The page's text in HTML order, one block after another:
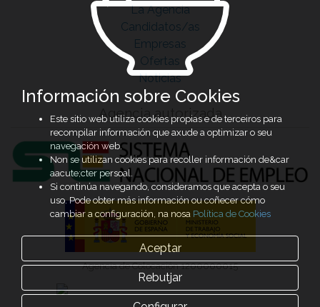
La Agencia
Candidatos/as
Empresas
Ofertas
Noticias
Agencia autorizada
Agencia de Colocación 1200000015
Información sobre Cookies
Este sitio web utiliza cookies propias e de terceiros para
recompilar información que axude a optimizar o seu
navegación web.
Non se utilizan cookies para recoller información de&car
aacute;cter persoal.
Si continúa navegando, consideramos que acepta o seu
uso. Pode obter más información ou coñecer cómo
cambiar a configuración, na nosa Política de Cookies
Aceptar
Rebutjar